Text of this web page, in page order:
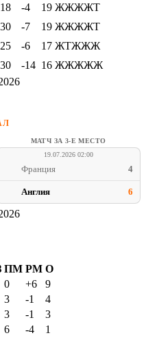
18 -4 19 ЖЖЖЖТ
30 -7 19 ЖЖЖЖТ
25 -6 17 ЖТЖЖЖ
30 -14 16 ЖЖЖЖЖ
МАТЧ ЗА 3-Е МЕСТО
19.07.2026 02:00
Франция 4
Англия 6
ПМ РМ О
0 +6
9
3 -1
4
3 -1
3
6 -4
1